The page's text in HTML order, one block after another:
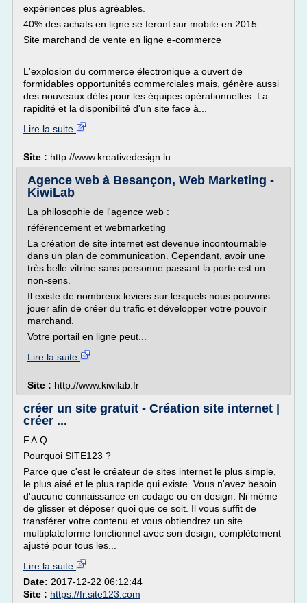
expériences plus agréables.
40% des achats en ligne se feront sur mobile en 2015
Site marchand de vente en ligne e-commerce
L'explosion du commerce électronique a ouvert de
formidables opportunités commerciales mais, génère aussi
des nouveaux défis pour les équipes opérationnelles. La
rapidité et la disponibilité d'un site face à...
Lire la suite
Site : http://www.kreativedesign.lu
Agence web à Besançon, Web Marketing -
KiwiLab
La philosophie de l'agence web :
référencement et webmarketing
La création de site internet est devenue incontournable
dans un plan de communication. Cependant, avoir une
très belle vitrine sans personne passant la porte est un
non-sens.
Il existe de nombreux leviers sur lesquels nous pouvons
jouer afin de créer du trafic et développer votre pouvoir
marchand.
Votre portail en ligne peut...
Lire la suite
Site : http://www.kiwilab.fr
créer un site gratuit - Création site internet |
créer ...
F.A.Q
Pourquoi SITE123 ?
Parce que c'est le créateur de sites internet le plus simple,
le plus aisé et le plus rapide qui existe. Vous n'avez besoin
d'aucune connaissance en codage ou en design. Ni même
de glisser et déposer quoi que ce soit. Il vous suffit de
transférer votre contenu et vous obtiendrez un site
multiplateforme fonctionnel avec son design, complètement
ajusté pour tous les...
Lire la suite
Date: 2017-12-22 06:12:44
Site : https://fr.site123.com